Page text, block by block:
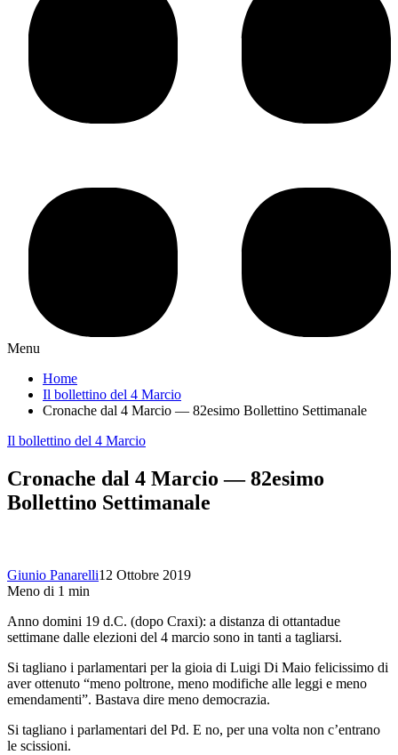
Menu
Home
Il bollettino del 4 Marcio
Cronache dal 4 Marcio — 82esimo Bollettino Settimanale
Il bollettino del 4 Marcio
Cronache dal 4 Marcio — 82esimo
Bollettino Settimanale
Giunio Panarelli12 Ottobre 2019
Meno di 1 min
Anno domini 19 d.C. (dopo Craxi): a distanza di ottantadue
settimane dalle elezioni del 4 marcio sono in tanti a tagliarsi.
Si tagliano i parlamentari per la gioia di Luigi Di Maio felicissimo di
aver ottenuto “meno poltrone, meno modifiche alle leggi e meno
emendamenti”. Bastava dire meno democrazia.
Si tagliano i parlamentari del Pd. E no, per una volta non c’entrano
le scissioni.